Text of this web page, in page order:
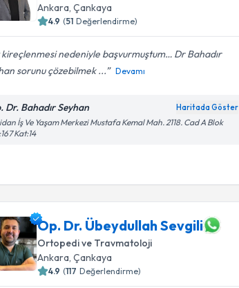
Ankara , Çankaya
4.9 (51 Değerlendirme)
kireçlenmesi nedeniyle başvurmuştum… Dr Bahadır
sorunu çözebilmek ...
Devamı
Dr. Bahadır Seyhan Haritada Göster
İş Ve Yaşam Merkezi Mustafa Kemal Mah. 2118. Cad A Blok
Kat:14
Op. Dr. Übeydullah Sevgili
Ortopedi ve Travmatoloji
Ankara, Çankaya
4.9 (117 Değerlendirme)